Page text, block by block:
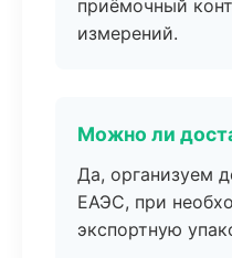
приёмочный
измерений.
Можно ли
Да, организуем
ЕАЭС, при
экспортную